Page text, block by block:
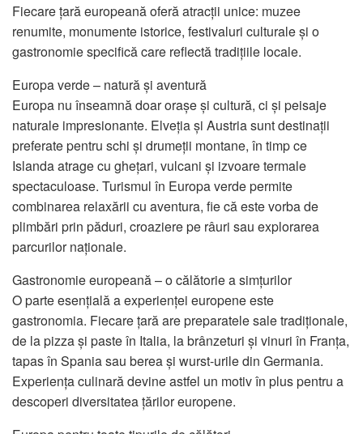
Fiecare țară europeană oferă atracții unice: muzee
renumite, monumente istorice, festivaluri culturale și o
gastronomie specifică care reflectă tradițiile locale.
Europa verde – natură și aventură
Europa nu înseamnă doar orașe și cultură, ci și peisaje
naturale impresionante. Elveția și Austria sunt destinații
preferate pentru schi și drumeții montane, în timp ce
Islanda atrage cu ghețari, vulcani și izvoare termale
spectaculoase. Turismul în Europa verde permite
combinarea relaxării cu aventura, fie că este vorba de
plimbări prin păduri, croaziere pe râuri sau explorarea
parcurilor naționale.
Gastronomie europeană – o călătorie a simțurilor
O parte esențială a experienței europene este
gastronomia. Fiecare țară are preparatele sale tradiționale,
de la pizza și paste în Italia, la brânzeturi și vinuri în Franța,
tapas în Spania sau berea și wurst-urile din Germania.
Experiența culinară devine astfel un motiv în plus pentru a
descoperi diversitatea țărilor europene.